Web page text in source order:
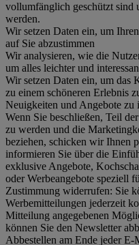
vollumfänglich geschützt sind
werden.
Wir setzen Daten ein, um
auf Sie abzustimmen
Wir analysieren, wie die
um alles leichter und
Wir setzen Daten ein, um das
zu einem schöneren Erlebnis
Neuigkeiten und Angebote zu
Wenn Sie beschließen, Teil
zu werden und die
beziehen, schicken wir Ihnen
informieren Sie über die
exklusive Angebote,
oder Werbeangebote speziell
Zustimmung widerrufen: Sie
Werbemitteilungen jederzeit
Mitteilung angegebenen
können Sie den Newsletter
Abbestellen am Ende jeder